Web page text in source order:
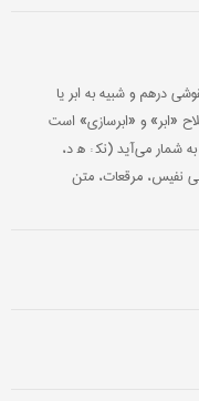
درهم و شبیه به ابر یا
«ابر» و «ابرسازی» است
شمار می‌آید (نک‍ : ه‍ د،
نفیس، مرقعات، متن